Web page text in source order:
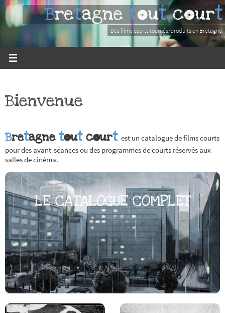
Passer
vers
Bretagne tout court
Des films courts tournés/produits en Bretagne
Bienvenue
Bretagne t΀utc΀urt est un catalogue de films courts
pour des avant-séances ou des programmes de courts réservés aux
salles de cinéma.
LE CATALOGUE COMPLET